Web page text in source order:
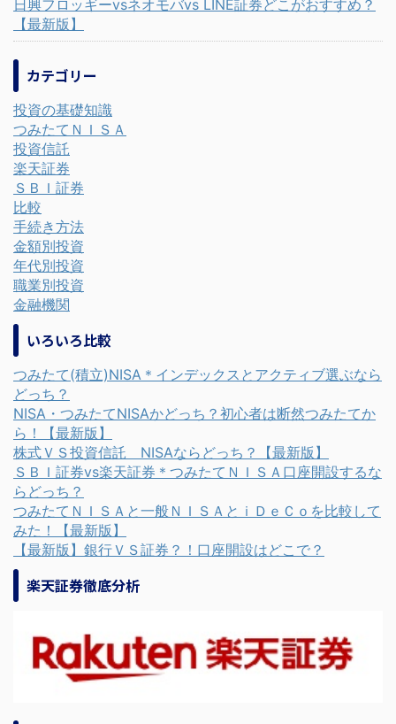
日興フロッギーvsネオモバvs LINE証券どこがおすすめ？
【最新版】
カテゴリー
投資の基礎知識
つみたてＮＩＳＡ
投資信託
楽天証券
ＳＢＩ証券
比較
手続き方法
金額別投資
年代別投資
職業別投資
金融機関
いろいろ比較
つみたて(積立)NISA＊インデックスとアクティブ選ぶなら
どっち？
NISA・つみたてNISAかどっち？初心者は断然つみたてか
ら！【最新版】
株式ＶＳ投資信託 NISAならどっち？【最新版】
ＳＢＩ証券vs楽天証券＊つみたてＮＩＳＡ口座開設するな
らどっち？
つみたてＮＩＳＡと一般ＮＩＳＡとｉＤｅＣｏを比較して
みた！【最新版】
【最新版】銀行ＶＳ証券？！口座開設はどこで？
楽天証券徹底分析